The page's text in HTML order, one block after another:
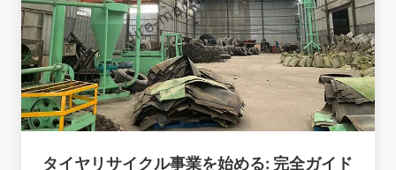
タイヤリサイクル事業を始める: 完全ガイド